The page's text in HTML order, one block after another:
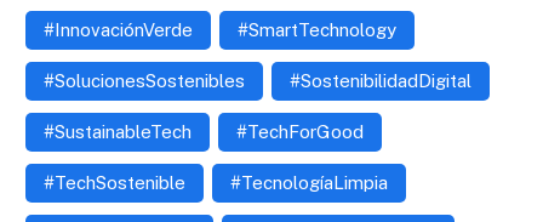
#InnovaciónVerde #SmartTechnology
#SolucionesSostenibles #SostenibilidadDigital
#SustainableTech #TechForGood
#TechSostenible #TecnologíaLimpia